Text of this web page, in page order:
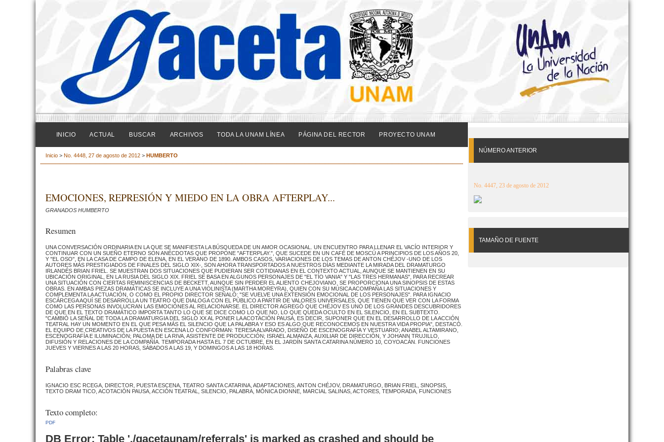
NÚMERO ANTERIOR
No. 4447, 23 de agosto de 2012
TAMAÑO DE FUENTE
INICIO ACTUAL BUSCAR ARCHIVOS TODA LA UNAM LÍNEA PÁGINA DEL RECTOR PROYECTO UNAM
Inicio > No. 4448, 27 de agosto de 2012 > HUMBERTO
EMOCIONES, REPRESIÓN Y MIEDO EN LA OBRA AFTERPLAY...
GRANADOS HUMBERTO
Resumen
UNA CONVERSACIÓN ORDINARIA EN LA QUE SE MANIFIESTA LA BÚSQUEDA DE UN AMOR OCASIONAL. UN ENCUENTRO PARA LLENAR EL VACÍO INTERIOR Y
CONTINUAR CON UN SUEÑO ETERNO SON ANÉCDOTAS QUE PROPONE "AFTERPLAY.", QUE SUCEDE EN UN CAFÉ DE MOSCÚ A PRINCIPIOS DE LOS AÑOS 20,
Y "EL OSO", EN LA CASA DE CAMPO DE ELENA, EN EL VERANO DE 1890. AMBOS CASOS, VARIACIONES DE LOS TEMAS DE ANTON CHÉJOV -UNO DE LOS
AUTORES MÁS PRESTIGIADOS DE FINALES DEL SIGLO XIX-, SON AHORA TRANSPORTADOS A NUESTROS DÍAS MEDIANTE LA MIRADA DEL DRAMATURGO
IRLANDÉS BRIAN FRIEL. SE MUESTRAN DOS SITUACIONES QUE PUDIERAN SER COTIDIANAS EN EL CONTEXTO ACTUAL, AUNQUE SE MANTIENEN EN SU
UBICACIÓN ORIGINAL, EN LA RUSIA DEL SIGLO XIX. FRIEL SE BASA EN ALGUNOS PERSONAJES DE "EL TÍO VANIA" Y "LAS TRES HERMANAS", PARA RECREAR
UNA SITUACIÓN CON CIERTAS REMINISCENCIAS DE BECKETT, AUNQUE SIN PERDER EL ALIENTO CHEJOVIANO. SE PROPORCIONA UNA SINOPSIS DE ESTAS
OBRAS. EN AMBAS PIEZAS DRAMÁTICAS SE INCLUYE A UNA VIOLINISTA (MARTHA MOREYRA), QUIEN CON SU MÚSICA ACOMPAÑA LAS SITUACIONES Y
COMPLEMENTA LA ACTUACIÓN, O COMO EL PROPIO DIRECTOR SEÑALÓ: "SE VUELVE UNA EXTENSIÓN EMOCIONAL DE LOS PERSONAJES". PARA IGNACIO
ESCÁRCEGA AQUÍ SE DESARROLLA UN TEATRO QUE DIALOGA CON EL PÚBLICO A PARTIR DE VALORES UNIVERSALES, QUE TIENEN QUE VER CON LA FORMA
COMO LAS PERSONAS INVOLUCRAN LAS EMOCIONES AL RELACIONARSE. EL DIRECTOR AGREGÓ QUE CHÉJOV ES UNO DE LOS GRANDES DESCUBRIDORES
DE QUE EN EL TEXTO DRAMÁTICO IMPORTA TANTO LO QUE SE DICE COMO LO QUE NO, LO QUE QUEDA OCULTO EN EL SILENCIO, EN EL SUBTEXTO.
"CAMBIÓ LA SEÑAL DE TODA LA DRAMATURGIA DEL SIGLO XX AL PONER LA ACOTACIÓN PAUSA, ES DECIR, SUPONER QUE EN EL DESARROLLO DE LA ACCIÓN
TEATRAL HAY UN MOMENTO EN EL QUE PESA MÁS EL SILENCIO QUE LA PALABRA Y ESO ES ALGO QUE RECONOCEMOS EN NUESTRA VIDA PROPIA", DESTACÓ.
EL EQUIPO DE CREATIVOS DE LA PUESTA EN ESCENA LO CONFORMAN: TERESA ALVARADO, DISEÑO DE ESCENOGRAFÍA Y VESTUARIO; ANABEL ALTAMIRANO,
ESCENOGRAFÍA E ILUMINACIÓN; PALOMA DE LA RIVA, ASISTENTE DE PRODUCCIÓN; ISRAEL ALMANZA, AUXILIAR DE DIRECCIÓN, Y JOHANN TRUJILLO,
DIFUSIÓN Y RELACIONES DE LA COMPAÑÍA. TEMPORADA HASTA EL 7 DE OCTUBRE, EN EL JARDÍN SANTA CATARINA NÚMERO 10, COYOACÁN. FUNCIONES
JUEVES Y VIERNES A LAS 20 HORAS, SÁBADOS A LAS 19, Y DOMINGOS A LAS 18 HORAS.
Palabras clave
IGNACIO ESC RCEGA, DIRECTOR, PUESTA ESCENA, TEATRO SANTA CATARINA, ADAPTACIONES, ANTON CHÉJOV, DRAMATURGO, BRIAN FRIEL, SINOPSIS,
TEXTO DRAM TICO, ACOTACIÓN PAUSA, ACCIÓN TEATRAL, SILENCIO, PALABRA, MÓNICA DIONNE, MARCIAL SALINAS, ACTORES, TEMPORADA, FUNCIONES
Texto completo:
PDF
DB Error: Table './gacetaunam/referrals' is marked as crashed and should be